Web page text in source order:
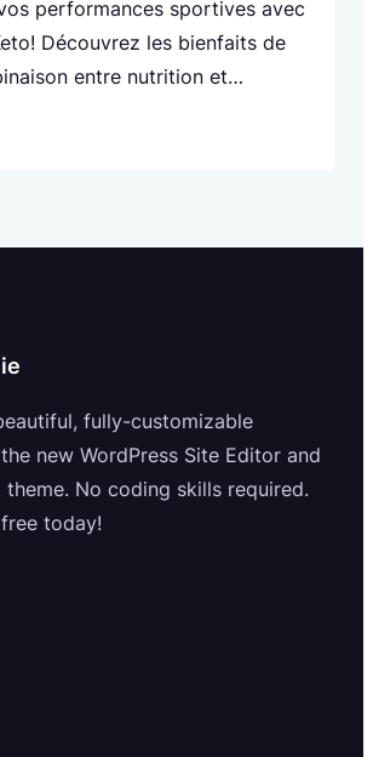
performances sportives avec
Découvrez les bienfaits de
entre nutrition et
fully-customizable
new WordPress Site Editor and
No coding skills required.
today!